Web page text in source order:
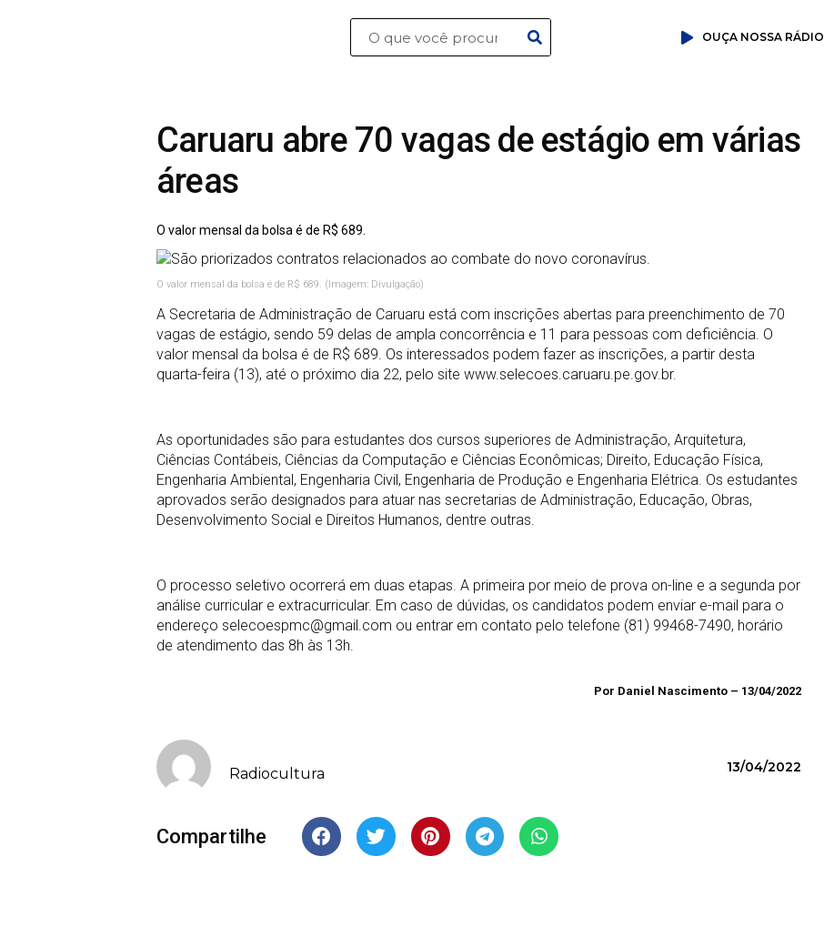
OUÇA NOSSA RÁDIO
Caruaru abre 70 vagas de estágio em várias
áreas
O valor mensal da bolsa é de R$ 689.
O valor mensal da bolsa é de R$ 689. (Imagem: Divulgação)
A Secretaria de Administração de Caruaru está com inscrições abertas para preenchimento de 70
vagas de estágio, sendo 59 delas de ampla concorrência e 11 para pessoas com deficiência. O
valor mensal da bolsa é de R$ 689. Os interessados podem fazer as inscrições, a partir desta
quarta-feira (13), até o próximo dia 22, pelo site www.selecoes.caruaru.pe.gov.br.
As oportunidades são para estudantes dos cursos superiores de Administração, Arquitetura,
Ciências Contábeis, Ciências da Computação e Ciências Econômicas; Direito, Educação Física,
Engenharia Ambiental, Engenharia Civil, Engenharia de Produção e Engenharia Elétrica. Os estudantes
aprovados serão designados para atuar nas secretarias de Administração, Educação, Obras,
Desenvolvimento Social e Direitos Humanos, dentre outras.
O processo seletivo ocorrerá em duas etapas. A primeira por meio de prova on-line e a segunda por
análise curricular e extracurricular. Em caso de dúvidas, os candidatos podem enviar e-mail para o
endereço selecoespmc@gmail.com ou entrar em contato pelo telefone (81) 99468-7490, horário
de atendimento das 8h às 13h.
Por Daniel Nascimento – 13/04/2022
Radiocultura 13/04/2022
Compartilhe